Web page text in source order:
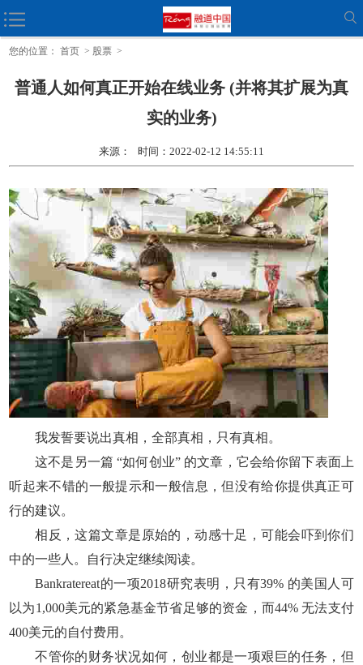
9每个企业家都应该知道的员工教育资源
您的位置： 首页 > 股票 >
普通人如何真正开始在线业务 (并将其扩展为真
实的业务)
来源： 时间：2022-02-12 14:55:11
我发誓要说出真相，全部真相，只有真相。
这不是另一篇 “如何创业” 的文章，它会给你留下表面上
听起来不错的一般提示和一般信息，但没有给你提供真正可
行的建议。
相反，这篇文章是原始的，动感十足，可能会吓到你们
中的一些人。自行决定继续阅读。
Bankratereat的一项2018研究表明，只有39% 的美国人可
以为1,000美元的紧急基金节省足够的资金，而44% 无法支付
400美元的自付费用。
不管你的财务状况如何，创业都是一项艰巨的任务，但